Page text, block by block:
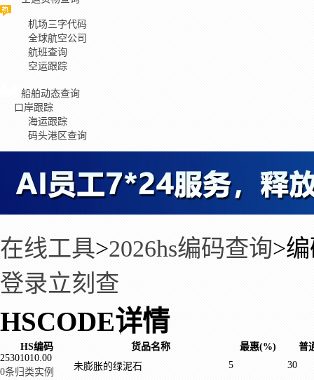
机场三字代码
全球航空公司
航班查询
空运跟踪
船舶动态查询
口岸跟踪
海运跟踪
码头港区查询
在线工具>2026hs编码查询>
登录立刻查
HSCODE详情
HS编码 货品名称 最惠(%)
普
25301010.00
0条归类实例
未膨胀的绿泥石 5
30